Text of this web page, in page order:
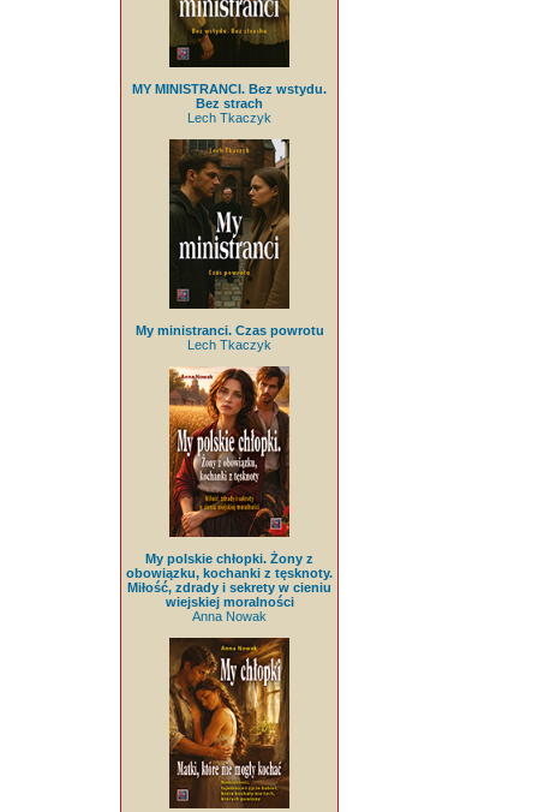
MY MINISTRANCI. Bez wstydu.
Bez strach
Lech Tkaczyk
My ministranci. Czas powrotu
Lech Tkaczyk
My polskie chłopki. Żony z
obowiązku, kochanki z tęsknoty.
Miłość, zdrady i sekrety w cieniu
wiejskiej moralności
Anna Nowak